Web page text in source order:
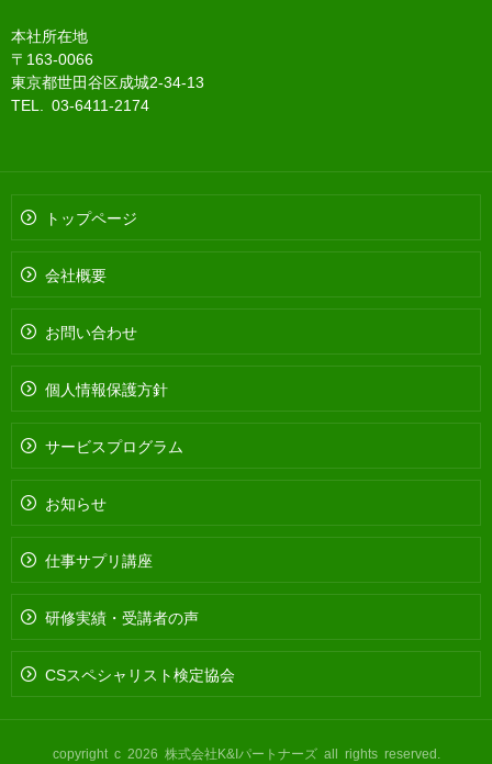
本社所在地
〒163-0066
東京都世田谷区成城2-34-13
TEL. 03-6411-2174
トップページ
会社概要
お問い合わせ
個人情報保護方針
サービスプログラム
お知らせ
仕事サプリ講座
研修実績・受講者の声
CSスペシャリスト検定協会
copyright c 2026 株式会社K&Iパートナーズ all rights reserved.